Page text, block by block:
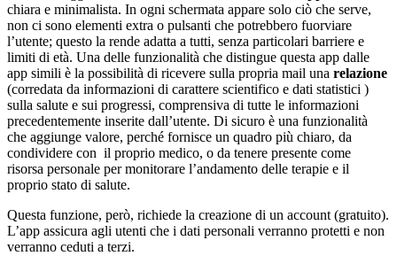
chiara e minimalista. In ogni schermata appare solo ciò che serve,
non ci sono elementi extra o pulsanti che potrebbero fuorviare
l’utente; questo la rende adatta a tutti, senza particolari barriere e
limiti di età. Una delle funzionalità che distingue questa app dalle
app simili è la possibilità di ricevere sulla propria mail una relazione
(corredata da informazioni di carattere scientifico e dati statistici )
sulla salute e sui progressi, comprensiva di tutte le informazioni
precedentemente inserite dall’utente. Di sicuro è una funzionalità
che aggiunge valore, perché fornisce un quadro più chiaro, da
condividere con il proprio medico, o da tenere presente come
risorsa personale per monitorare l’andamento delle terapie e il
proprio stato di salute.
Questa funzione, però, richiede la creazione di un account (gratuito).
L’app assicura agli utenti che i dati personali verranno protetti e non
verranno ceduti a terzi.